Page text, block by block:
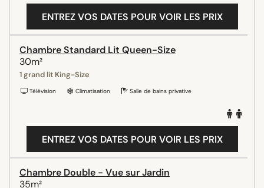
ENTREZ VOS DATES POUR VOIR LES PRIX
Chambre Standard Lit Queen-Size
30m²
1 grand lit King-Size
Télévision Climatisation Salle de bains privative
ENTREZ VOS DATES POUR VOIR LES PRIX
Chambre Double - Vue sur Jardin
35m²